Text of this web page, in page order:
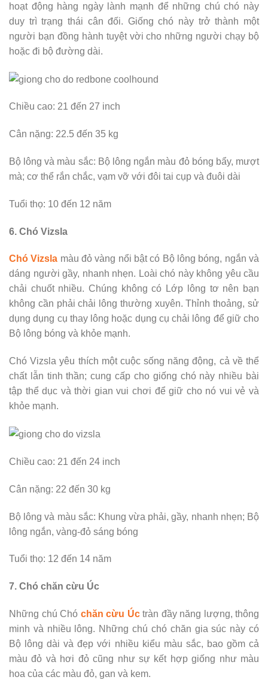
hoạt động hàng ngày lành mạnh để những chú chó này
duy trì trạng thái cân đối. Giống chó này trở thành một
người bạn đồng hành tuyệt vời cho những người chạy bộ
hoặc đi bộ đường dài.
Chiều cao: 21 đến 27 inch
Cân nặng: 22.5 đến 35 kg
Bộ lông và màu sắc: Bộ lông ngắn màu đỏ bóng bẩy, mượt
mà; cơ thể rắn chắc, vạm vỡ với đôi tai cụp và đuôi dài
Tuổi thọ: 10 đến 12 năm
6. Chó Vizsla
Chó Vizsla màu đỏ vàng nổi bật có Bộ lông bóng, ngắn và
dáng người gầy, nhanh nhẹn. Loài chó này không yêu cầu
chải chuốt nhiều. Chúng không có Lớp lông tơ nên bạn
không cần phải chải lông thường xuyên. Thỉnh thoảng, sử
dụng dụng cụ thay lông hoặc dụng cụ chải lông để giữ cho
Bộ lông bóng và khỏe mạnh.
Chó Vizsla yêu thích một cuộc sống năng động, cả về thể
chất lẫn tinh thần; cung cấp cho giống chó này nhiều bài
tập thể dục và thời gian vui chơi để giữ cho nó vui vẻ và
khỏe mạnh.
Chiều cao: 21 đến 24 inch
Cân nặng: 22 đến 30 kg
Bộ lông và màu sắc: Khung vừa phải, gầy, nhanh nhẹn; Bộ
lông ngắn, vàng-đỏ sáng bóng
Tuổi thọ: 12 đến 14 năm
7. Chó chăn cừu Úc
Những chú Chó chăn cừu Úctràn đầy năng lượng, thông
minh và nhiều lông. Những chú chó chăn gia súc này có
Bộ lông dài và đẹp với nhiều kiểu màu sắc, bao gồm cả
màu đỏ và hơi đỏ cũng như sự kết hợp giống như màu
hoa của các màu đỏ, gan và kem.